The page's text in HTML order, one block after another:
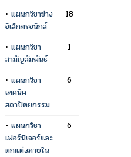
• แผนกวิชาช่าง
อิเล็กทรอนิกส์
18
• แผนกวิชา
สามัญสัมพันธ์
1
• แผนกวิชา
เทคนิค
สถาปัตยกรรม
6
• แผนกวิชา
เฟอร์นิเจอร์และ
ตกแต่งภายใน
6